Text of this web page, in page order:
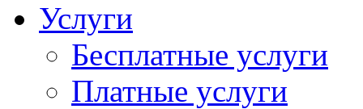
Услуги
Бесплатные услуги
Платные услуги